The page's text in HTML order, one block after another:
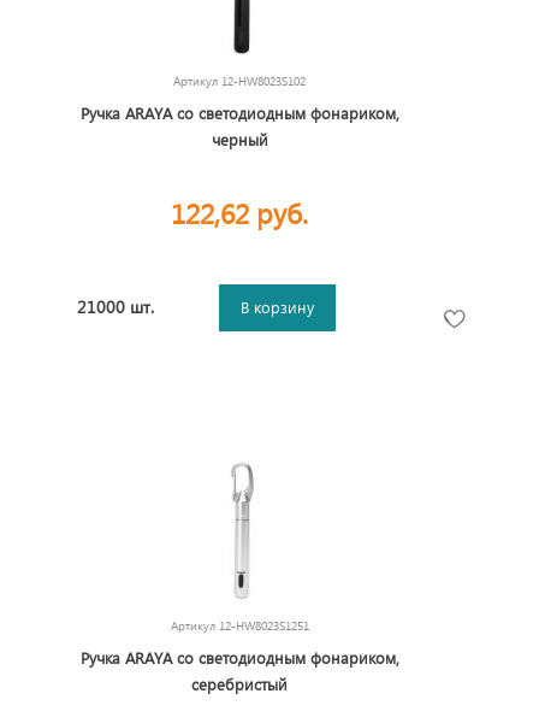
Артикул 12-HW8023S102
Ручка ARAYA со светодиодным фонариком,
черный
122,62 руб.
21000 шт. В корзину
Артикул 12-HW8023S1251
Ручка ARAYA со светодиодным фонариком,
серебристый